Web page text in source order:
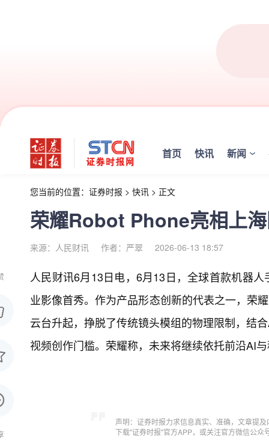
首页 快讯 新闻
您当前的位置： 证券时报 > 快讯 > 正文
荣耀Robot Phone亮相上
来源：人民财讯 作者：严翠 2026-06-13 18:57
人民财讯6月13日电， 6月13日，全球首款机器
业影像首秀。作为产品形态创新的代表之一，荣
云台升起，挣脱了传统镜头模组的物理限制，结
视频创作门槛。荣耀称，未来将继续依托前沿AI
声明：证券时报力求信息真实、准确，文章提
下载"证券时报"官方APP，或关注官方微信公